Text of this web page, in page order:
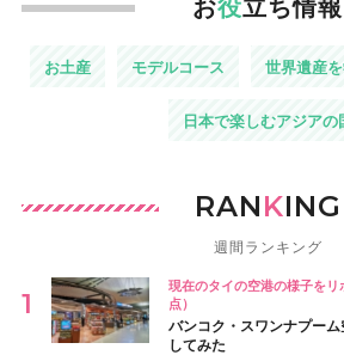
お役立ち情報
お土産 モデルコース 世界遺産
日本で楽しむアジアの
RANKING
週間ランキング
現在のタイの空港の様子をリ
点）
バンコク・スワンナプー
してみた